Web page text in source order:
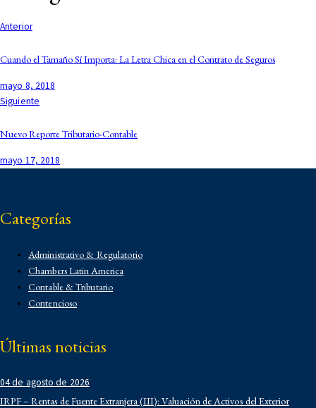
Anterior
Cuando el Tamaño Sí Importa: La Letra Chica en el Contrato de Seguros
mayo 8, 2018
Siguiente
Nuevo Reporte Tributario-Contable
mayo 17, 2018
Categorías
Administrativo & Regulatorio
Chambers Latin America
Contable & Tributario
Contencioso
Demo
IFLR 1000
Institucionales
Últimas noticias
04 de agosto de 2026
IRPF – Rentas de Fuente Extranjera (III): Valuación de Activos del Exterior